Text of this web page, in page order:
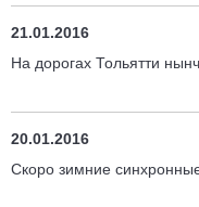
21.01.2016
На дорогах Тольятти
20.01.2016
Скоро зимние